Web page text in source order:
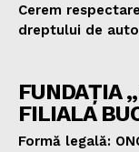
Cerem
dreptului de
FUNDAȚIA
FILIALA
Formă legală: